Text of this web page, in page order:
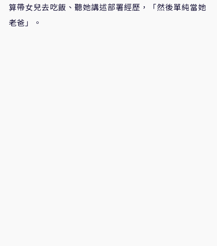
算帶女兒去吃飯、聽她講述部署經歷，「然後單純當她
老爸」。